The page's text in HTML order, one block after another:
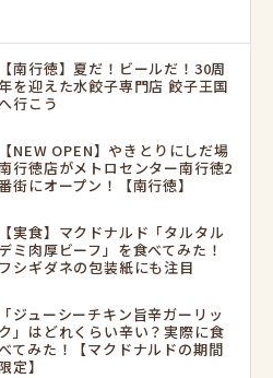
【南行徳】夏だ！ビールだ！30周
を迎えた水餃子専門店 餃子王国
行こう
【NEW OPEN】やきとりにしだ場
行徳店がメトロセンター南行徳2
街にオープン！【南行徳】
【実食】マクドナルド「タルタル
デミ肉厚ビーフ」を食べてみた！
フシギダネの包装紙にも注目
「ジューシーチキン旨辛ガーリッ
ク」はどれくらい辛い？実際に食
てみた！【マクドナルドの期間
限定】